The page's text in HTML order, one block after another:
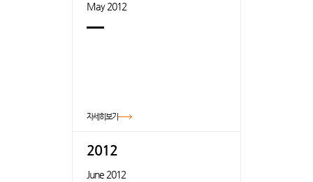
May 2012
자세히보기
2012
June 2012